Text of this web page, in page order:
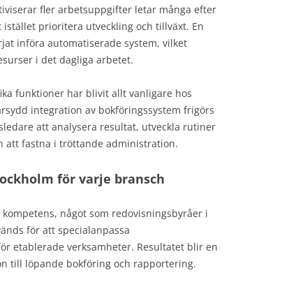
fler arbetsuppgifter letar många efter
prioritera utveckling och tillväxt. En
införa automatiserade system, vilket
i det dagliga arbetet.
funktioner har blivit allt vanligare hos
integration av bokföringssystem frigörs
att analysera resultat, utveckla rutiner
att fastna i tröttande administration.
för varje bransch
något som redovisningsbyråer i
för att specialanpassa
etablerade verksamheter. Resultatet blir en
till löpande bokföring och rapportering.